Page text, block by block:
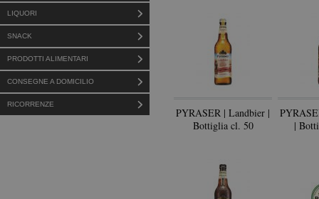
LIQUORI
SNACK
PRODOTTI ALIMENTARI
CONSEGNE A DOMICILIO
RICORRENZE
PYRASER | Landbier |
Bottiglia cl. 50
|